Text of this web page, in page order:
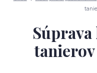
tanierov